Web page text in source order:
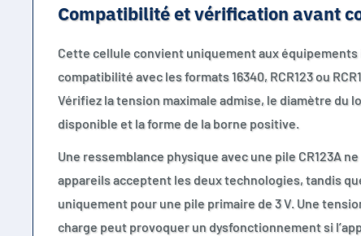
Compatibilité et vérification avant
Cette cellule convient uniquement aux
compatibilité avec les formats 16340, RCR123 ou
Vérifiez la tension maximale admise, le diamètre du
disponible et la forme de la borne positive.
Une ressemblance physique avec une pile CR123A
appareils acceptent les deux technologies, tandis
uniquement pour une pile primaire de 3 V. Une
charge peut provoquer un dysfonctionnement si